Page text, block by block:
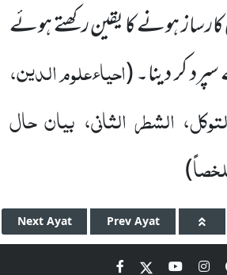
ہونے کا یقین رکھتے ہوئے
کر دینا۔(احیاءعلوم الدین،
الشطر الثانی، بیان حال
)
Next Ayat Prev Ayat